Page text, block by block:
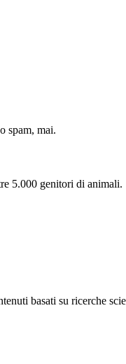
spam, mai.
5.000 genitori di animali.
basati su ricerche